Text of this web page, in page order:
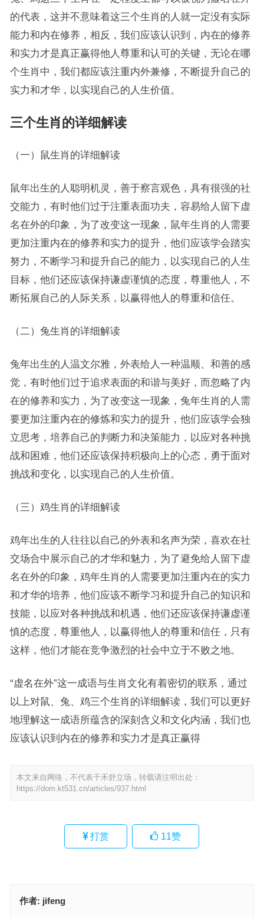
的代表，这并不意味着这三个生肖的人就一定没有实际
能力和内在修养，相反，我们应该认识到，内在的修养
和实力才是真正赢得他人尊重和认可的关键，无论在哪
个生肖中，我们都应该注重内外兼修，不断提升自己的
实力和才华，以实现自己的人生价值。
三个生肖的详细解读
（一）鼠生肖的详细解读
鼠年出生的人聪明机灵，善于察言观色，具有很强的社
交能力，有时他们过于注重表面功夫，容易给人留下虚
名在外的印象，为了改变这一现象，鼠年生肖的人需要
更加注重内在的修养和实力的提升，他们应该学会踏实
努力，不断学习和提升自己的能力，以实现自己的人生
目标，他们还应该保持谦虚谨慎的态度，尊重他人，不
断拓展自己的人际关系，以赢得他人的尊重和信任。
（二）兔生肖的详细解读
兔年出生的人温文尔雅，外表给人一种温顺、和善的感
觉，有时他们过于追求表面的和谐与美好，而忽略了内
在的修养和实力，为了改变这一现象，兔年生肖的人需
要更加注重内在的修炼和实力的提升，他们应该学会独
立思考，培养自己的判断力和决策能力，以应对各种挑
战和困难，他们还应该保持积极向上的心态，勇于面对
挑战和变化，以实现自己的人生价值。
（三）鸡生肖的详细解读
鸡年出生的人往往以自己的外表和名声为荣，喜欢在社
交场合中展示自己的才华和魅力，为了避免给人留下虚
名在外的印象，鸡年生肖的人需要更加注重内在的实力
和才华的培养，他们应该不断学习和提升自己的知识和
技能，以应对各种挑战和机遇，他们还应该保持谦虚谨
慎的态度，尊重他人，以赢得他人的尊重和信任，只有
这样，他们才能在竞争激烈的社会中立于不败之地。
“虚名在外”这一成语与生肖文化有着密切的联系，通过
以上对鼠、兔、鸡三个生肖的详细解读，我们可以更好
地理解这一成语所蕴含的深刻含义和文化内涵，我们也
应该认识到内在的修养和实力才是真正赢得
本文来自网络，不代表千禾舒立场，转载请注明出处：
https://dom.kt531.cn/articles/937.html
打赏 11赞
作者: jifeng